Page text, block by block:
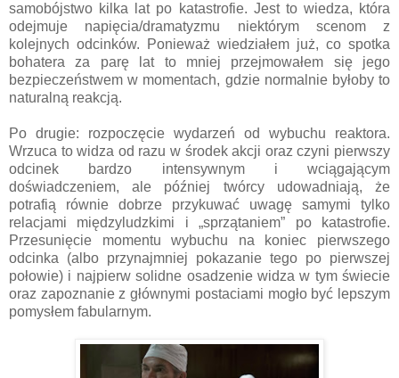
samobójstwo kilka lat po katastrofie. Jest to wiedza, która
odejmuje napięcia/dramatyzmu niektórym scenom z
kolejnych odcinków. Ponieważ wiedziałem już, co spotka
bohatera za parę lat to mniej przejmowałem się jego
bezpieczeństwem w momentach, gdzie normalnie byłoby to
naturalną reakcją.
Po drugie: rozpoczęcie wydarzeń od wybuchu reaktora.
Wrzuca to widza od razu w środek akcji oraz czyni pierwszy
odcinek bardzo intensywnym i wciągającym
doświadczeniem, ale później twórcy udowadniają, że
potrafią równie dobrze przykuwać uwagę samymi tylko
relacjami międzyludzkimi i „sprzątaniem” po katastrofie.
Przesunięcie momentu wybuchu na koniec pierwszego
odcinka (albo przynajmniej pokazanie tego po pierwszej
połowie) i najpierw solidne osadzenie widza w tym świecie
oraz zapoznanie z głównymi postaciami mogło być lepszym
pomysłem fabularnym.